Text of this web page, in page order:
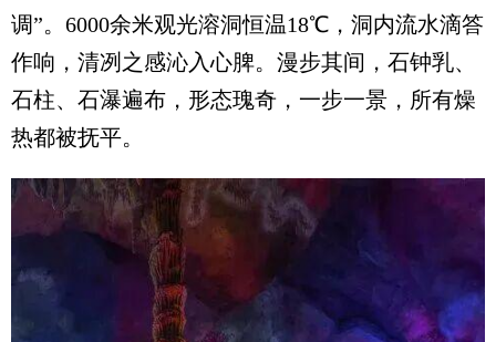
调”。6000余米观光溶洞恒温18℃，洞内流水滴答
作响，清冽之感沁入心脾。漫步其间，石钟乳、
石柱、石瀑遍布，形态瑰奇，一步一景，所有燥
热都被抚平。